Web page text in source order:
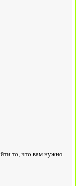
то, что вам нужно.